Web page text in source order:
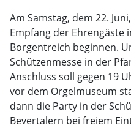
Am Samstag, dem 22.
Empfang der Ehrengäste
Borgentreich beginnen.
Schützenmesse in der
Anschluss soll gegen 19
vor dem Orgelmuseum
dann die Party in der
Bevertalern bei freiem